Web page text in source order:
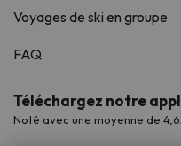
Voyages de ski en groupe
FAQ
Téléchargez notre
Noté avec une moyenne de